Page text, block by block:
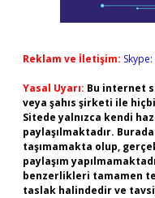
Reklam ve İletişim:
Yasal Uyarı: Bu internet
veya şahıs şirketi ile
Sitede yalnızca kendi
paylaşılmaktadır.
taşımamakta olup,
paylaşım
benzerlikleri tamamen
taslak halindedir ve